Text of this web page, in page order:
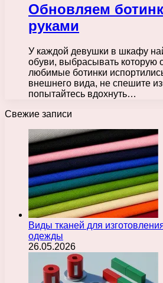
Обновляем
руками
У каждой девушки в шкафу
обуви, выбрасывать которую
любимые ботинки
внешнего вида, не спешите
попытайтесь вдохнуть…
Свежие записи
Виды тканей для
одежды
26.05.2026